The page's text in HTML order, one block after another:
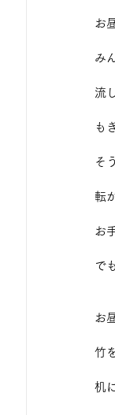
お
み
流
も
そ
転
お
で
お
竹
机